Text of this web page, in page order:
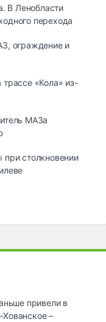
В Ленобласти
перехода
ограждение и
«Кола» из-
МАЗа
при столкновении
привели в
–